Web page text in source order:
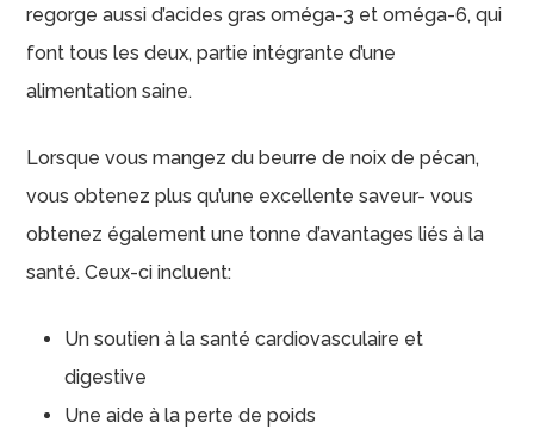
regorge aussi d’acides gras oméga-3 et oméga-6, qui
font tous les deux, partie intégrante d’une
alimentation saine.
Lorsque vous mangez du beurre de noix de pécan,
vous obtenez plus qu’une excellente saveur- vous
obtenez également une tonne d’avantages liés à la
santé. Ceux-ci incluent:
Un soutien à la santé cardiovasculaire et
digestive
Une aide à la perte de poids